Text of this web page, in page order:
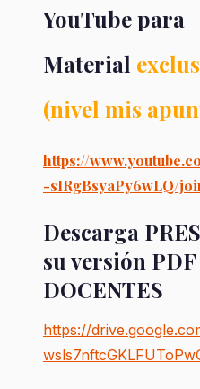
YouTube para
Material
(nivel mis
https://
-sIRgBsyaPy6wLQ/
Descarga
su versión
DOCENTES
https://